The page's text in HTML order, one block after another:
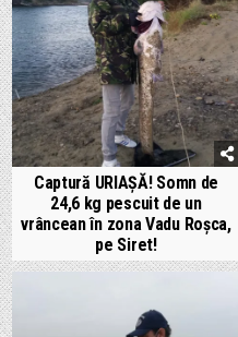
Captură URIAȘĂ! Somn de
24,6 kg pescuit de un
vrâncean în zona Vadu Roșca,
pe Siret!